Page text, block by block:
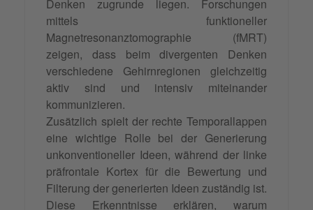
Denken zugrunde liegen. Forschungen
mittels funktioneller
Magnetresonanztomographie (fMRT)
zeigen, dass beim divergenten Denken
verschiedene Gehirnregionen gleichzeitig
aktiv sind und intensiv miteinander
kommunizieren.
Zusätzlich spielt der rechte Temporallappen
eine wichtige Rolle bei der Generierung
unkonventioneller Ideen, während der linke
präfrontale Kortex für die Bewertung und
Filterung der generierten Ideen zuständig ist.
Diese Erkenntnisse erklären, warum